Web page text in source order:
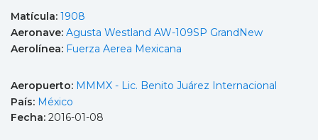
Matícula: 1908
Aeronave: Agusta Westland AW-109SP GrandNew
Aerolínea: Fuerza Aerea Mexicana
Aeropuerto: MMMX - Lic. Benito Juárez Internacional
País: México
Fecha: 2016-01-08